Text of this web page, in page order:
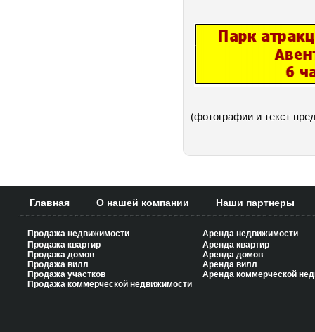
(фотографии и текст
Главная О нашей компании Наши партнеры
Продажа недвижимости
Продажа квартир
Продажа домов
Продажа вилл
Продажа участков
Продажа коммерческой недвижимости
Аренда недвижимости
Аренда квартир
Аренда домов
Аренда вилл
Аренда коммерческой